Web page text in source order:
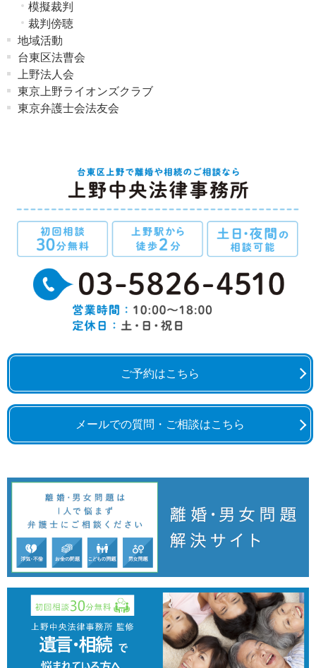
模擬裁判
裁判傍聴
地域活動
台東区法曹会
上野法人会
東京上野ライオンズクラブ
東京弁護士会法友会
ご予約はこちら
メールでの質問・ご相談はこちら